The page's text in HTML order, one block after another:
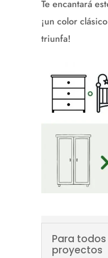
Te encantará
¡un color
triunfa!
Para
proyectos